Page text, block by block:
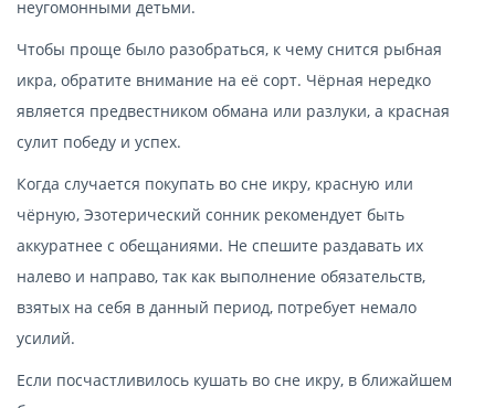
неугомонными детьми.
Чтобы проще было разобраться, к чему снится рыбная
икра, обратите внимание на её сорт. Чёрная нередко
является предвестником обмана или разлуки, а красная
сулит победу и успех.
Когда случается покупать во сне икру, красную или
чёрную, Эзотерический сонник рекомендует быть
аккуратнее с обещаниями. Не спешите раздавать их
налево и направо, так как выполнение обязательств,
взятых на себя в данный период, потребует немало
усилий.
Если посчастливилось кушать во сне икру, в ближайшем